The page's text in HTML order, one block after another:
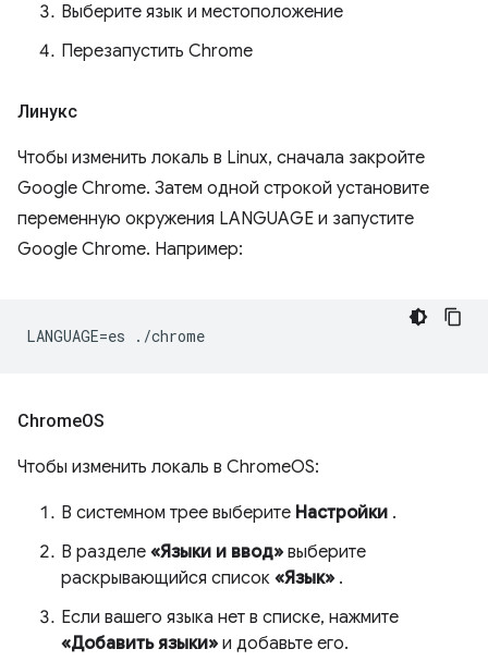
Выберите язык и местоположение
Перезапустить Chrome
Линукс
Чтобы изменить локаль в Linux, сначала закройте
Google Chrome. Затем одной строкой установите
переменную окружения LANGUAGE и запустите
Google Chrome. Например:
ChromeOS
Чтобы изменить локаль в ChromeOS:
В системном трее выберите Настройки .
В разделе «Языки и ввод» выберите
раскрывающийся список «Язык» .
Если вашего языка нет в списке, нажмите
«Добавить языки» и добавьте его.